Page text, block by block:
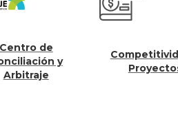
de
y
Competitividad y
Proyectos